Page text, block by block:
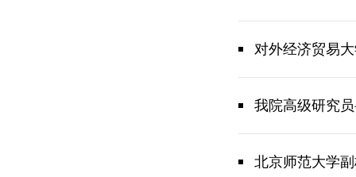
对外经济贸易
我院高级研究
北京师范大学